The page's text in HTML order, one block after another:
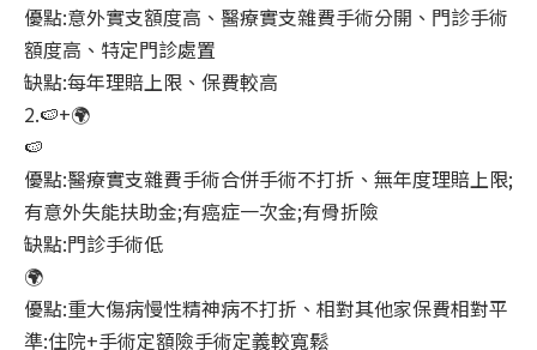
優點:意外實支額度高、醫療實支雜費手術分開、門診手術
額度高、特定門診處置
缺點:每年理賠上限、保費較高
2.🍉+🌍
🍉
優點:醫療實支雜費手術合併手術不打折、無年度理賠上限;
有意外失能扶助金;有癌症一次金;有骨折險
缺點:門診手術低
🌍
優點:重大傷病慢性精神病不打折、相對其他家保費相對平
準:住院+手術定額險手術定義較寬鬆